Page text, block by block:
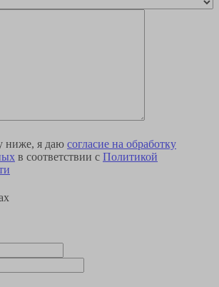
ниже, я даю согласие на обработку
в соответствии с Политикой